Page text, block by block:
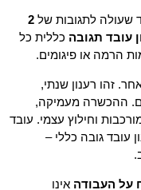
שעולה לתגובות של 2
עובד תגובה כללית כל
הרמה או פיגומים.
זהו רענון שנתי,
ההכשרה מעמיקה,
וחילוץ עצמי. עובד
עובד גובה כללי –
על העבודה אינו